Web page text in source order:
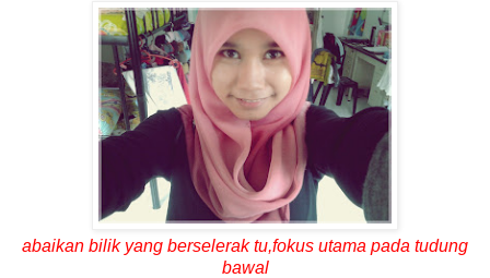
abaikan bilik yang berselerak tu,fokus utama pada tudung
bawal